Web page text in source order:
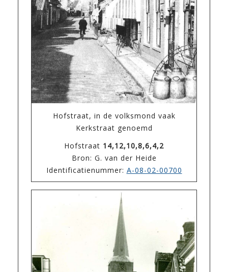
Hofstraat, in de volksmond vaak
Kerkstraat genoemd
Hofstraat 14,12,10,8,6,4,2
Bron: G. van der Heide
Identificatienummer: A-08-02-00700